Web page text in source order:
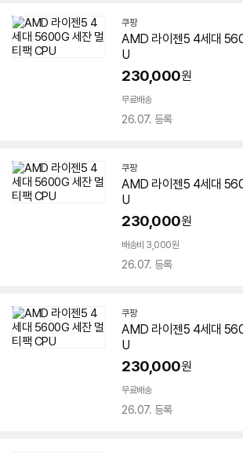
쿠팡
AMD 라이젠5 4세대
U
230,000원
무료배송
26.07. 등록
쿠팡
AMD 라이젠5 4세대
U
230,000원
배송비 3,000원
26.07. 등록
쿠팡
AMD 라이젠5 4세대
U
230,000원
무료배송
26.07. 등록